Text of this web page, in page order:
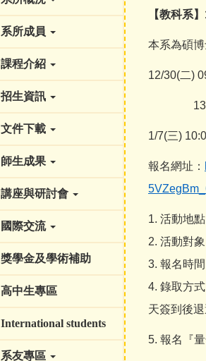
系所成員
課程介紹
招生資訊
文件下載
師生成果
講座與研討會
國際交流
獎學金及學術補助
高中生專區
International students
系友專區
【教科系
本系為碩
12/30(二)
1/7(三)
報名網址：
1. 活動地
2. 活動對
3. 報名時
4. 錄取方
天簽到後
5. 報名『